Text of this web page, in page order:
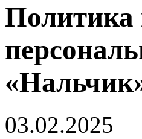
Политика
03.02.2025